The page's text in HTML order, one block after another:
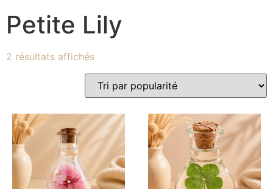
Petite Lily
2 résultats affichés